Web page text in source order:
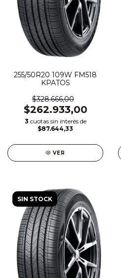
255/50R20 109W FM518
KPATOS
$328.666,00
$262.933,00
3 cuotas sin interés de
$87.644,33
VER
SIN STOCK